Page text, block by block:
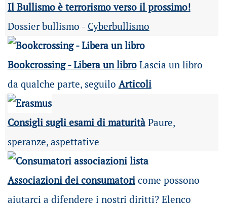
Il Bullismo è terrorismo verso il prossimo!
Dossier bullismo - Cyberbullismo
Bookcrossing - Libera un libroLascia un libro
da qualche parte, seguilo Articoli
Consigli sugli esami di maturità Paure,
speranze, aspettative
Associazioni dei consumatoricome possono
aiutarci a difendere i nostri diritti? Elenco